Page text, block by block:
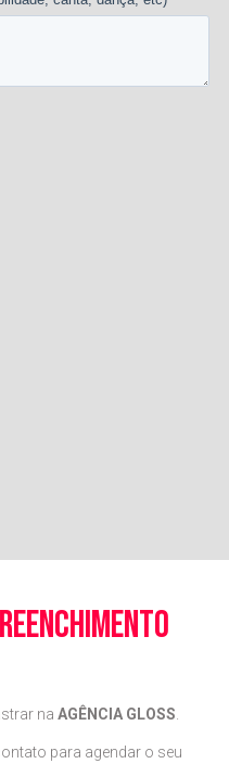
na AGÊNCIA GLOSS
para agendar o seu